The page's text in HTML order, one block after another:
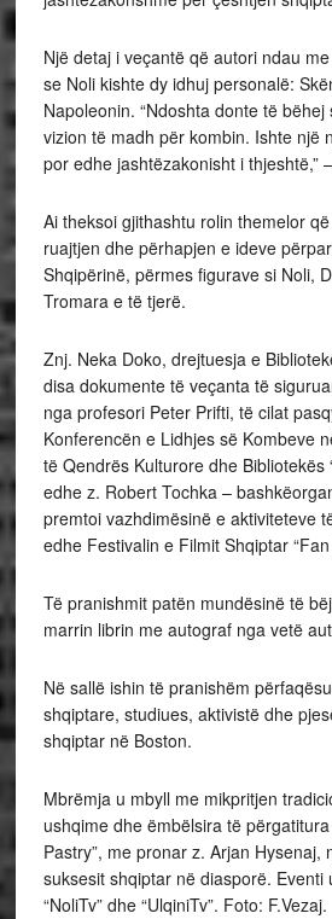
Një detaj i veçantë që autori ndau
se Noli kishte dy idhuj personalë:
Napoleonin. “Ndoshta donte të
vizion të madh për kombin. Ishte një
por edhe jashtëzakonisht i thjeshtë,”
Ai theksoi gjithashtu rolin themelor
ruajtjen dhe përhapjen e ideve
Shqipërinë, përmes figurave si Noli,
Tromara e të tjerë.
Znj. Neka Doko, drejtuesja e
disa dokumente të veçanta të
nga profesori Peter Prifti, të cilat
Konferencën e Lidhjes së Kombeve
të Qendrës Kulturore dhe Bibliotekës
edhe z. Robert Tochka –
premtoi vazhdimësinë e aktiviteteve
edhe Festivalin e Filmit Shqiptar “Fan
Të pranishmit patën mundësinë të
marrin librin me autograf nga vetë
Në sallë ishin të pranishëm
shqiptare, studiues, aktivistë dhe
shqiptar në Boston.
Mbrëmja u mbyll me mikpritjen
ushqime dhe ëmbëlsira të
Pastry”, me pronar z. Arjan Hysenaj,
suksesit shqiptar në diasporë. Eventi
“NoliTv” dhe “UlqiniTv”. Foto: F.Vezaj.